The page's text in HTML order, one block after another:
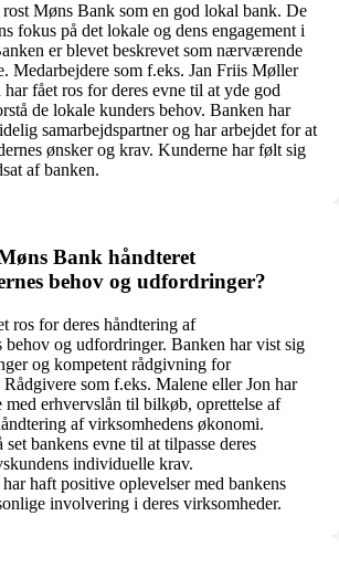
Møns Bank som en god lokal bank. De
fokus på det lokale og dens engagement i
er blevet beskrevet som nærværende
Medarbejdere som f.eks. Jan Friis Møller
fået ros for deres evne til at yde god
de lokale kunders behov. Banken har
samarbejdspartner og har arbejdet for at
ønsker og krav. Kunderne har følt sig
af banken.
Bank håndteret
behov og udfordringer?
ros for deres håndtering af
behov og udfordringer. Banken har vist sig
og kompetent rådgivning for
som f.eks. Malene eller Jon har
erhvervslån til bilkøb, oprettelse af
af virksomhedens økonomi.
bankens evne til at tilpasse deres
individuelle krav.
haft positive oplevelser med bankens
involvering i deres virksomheder.